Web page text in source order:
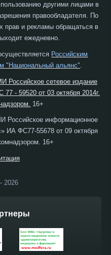
другими лицами в
правообладателя. По
прав и рекламы обращаться в
ежедневно.
Российским
"Национальный альянс"
Российское сетевое издание
- 59520 от 03 октября 2014г.
16+
Российское информационное
ИА ФС77-55678 от 09 октября
16+
2026